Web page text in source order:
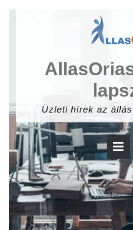
Üzleti hírek az